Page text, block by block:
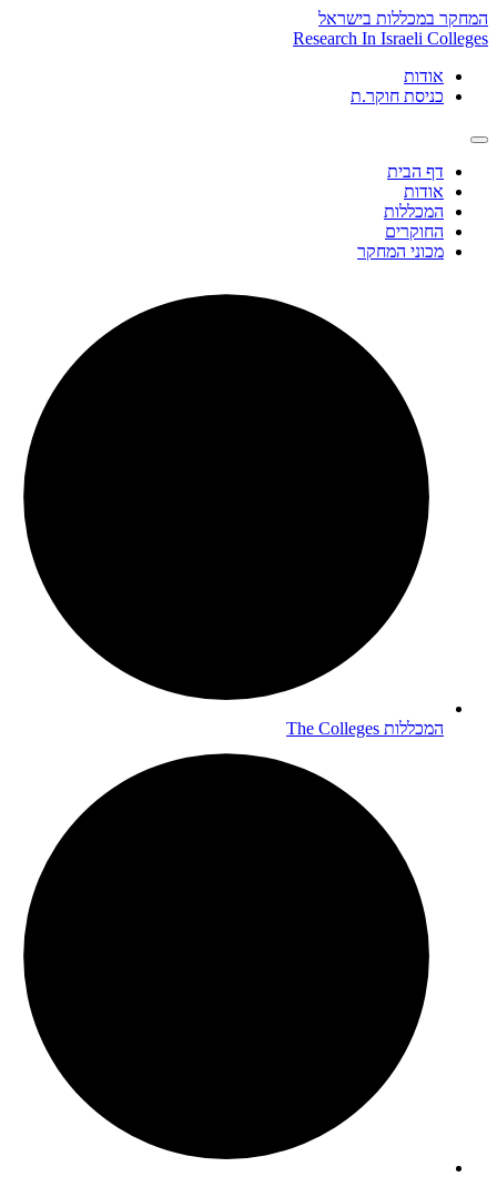
Skip
to
המחקר במכללות בישראל
Research In Israeli Colleges
אודות
כניסת חוקר.ת
דף הבית
אודות
המכללות
החוקרים
מכוני המחקר
המכללות The Colleges